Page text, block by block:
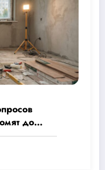
до